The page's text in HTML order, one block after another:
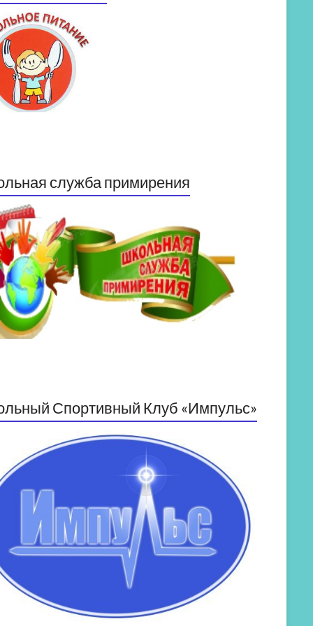
служба примирения
Спортивный Клуб «Импульс»